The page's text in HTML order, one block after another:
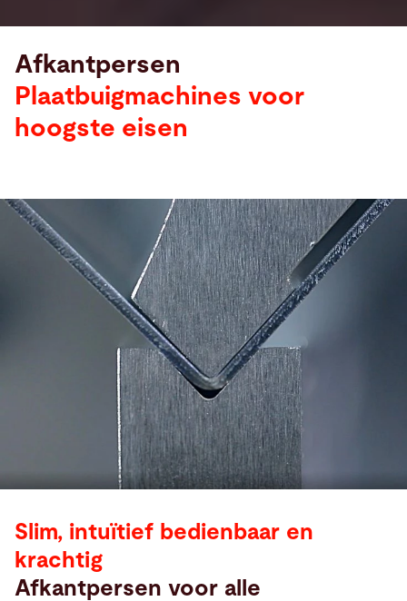
Afkantpersen
Plaatbuigmachines voor
hoogste eisen
Slim, intuïtief bedienbaar en
krachtig
Afkantpersen voor alle